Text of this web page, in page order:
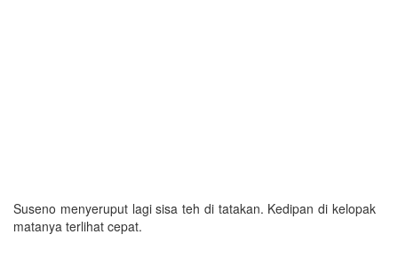
Suseno menyeruput lagi sisa teh di tatakan. Kedipan di kelopak
matanya terlihat cepat.